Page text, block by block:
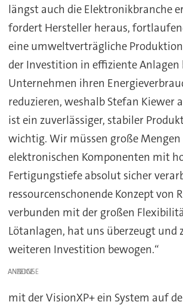
längst auch die Elektronikbranche
fordert Hersteller heraus,
eine umweltverträgliche
der Investition in effiziente Anlagen
Unternehmen ihren
reduzieren, weshalb Stefan Kiewer
ist ein zuverlässiger, stabiler
wichtig. Wir müssen große Mengen
elektronischen Komponenten mit
Fertigungstiefe absolut sicher
ressourcenschonende Konzept von
verbunden mit der großen
Lötanlagen, hat uns überzeugt und
weiteren Investition bewogen.“
ANZEIGE
mit der VisionXP+ ein System auf